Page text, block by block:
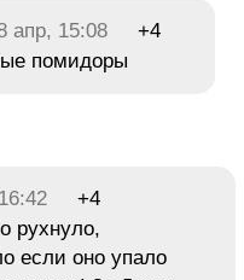
апр, 15:08
+4
помидоры
+4
рухнуло,
если оно упало